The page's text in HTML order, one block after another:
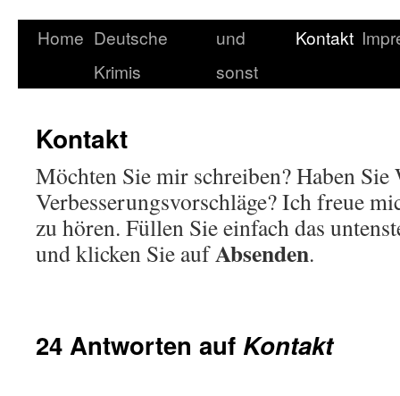
Home Deutsche
Krimis
und
sonst
Kontakt
Kontakt
Möchten Sie mir schreiben? Haben Sie
Verbesserungsvorschläge? Ich freue
zu hören. Füllen Sie einfach das
und klicken Sie aufAbsenden.
24 Antworten auf Kontakt